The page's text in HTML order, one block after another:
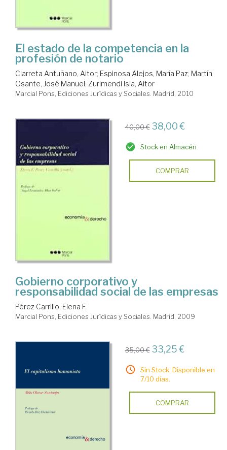
El estado de la competencia en la
profesión de notario
Ciarreta Antuñano, Aitor; Espinosa Alejos, María Paz; Martín
Osante, José Manuel; Zurimendi Isla, Aitor
Marcial Pons, Ediciones Jurídicas y Sociales. Madrid, 2010
40,00 € 38,00 €
Stock en Almacén
COMPRAR
Gobierno corporativo y
responsabilidad social de las empresas
Pérez Carrillo, Elena F.
Marcial Pons, Ediciones Jurídicas y Sociales. Madrid, 2009
35,00 € 33,25 €
Sin Stock. Disponible en
7/10 días.
COMPRAR